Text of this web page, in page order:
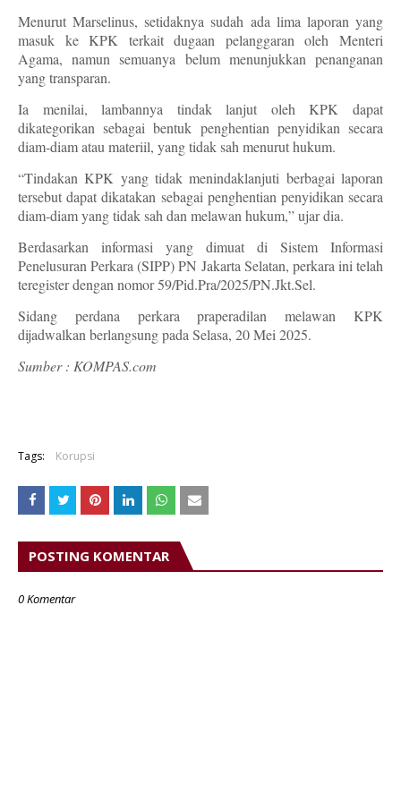
Menurut Marselinus, setidaknya sudah ada lima laporan yang
masuk ke KPK terkait dugaan pelanggaran oleh Menteri
Agama, namun semuanya belum menunjukkan penanganan
yang transparan.
Ia menilai, lambannya tindak lanjut oleh KPK dapat
dikategorikan sebagai bentuk penghentian penyidikan secara
diam-diam atau materiil, yang tidak sah menurut hukum.
“Tindakan KPK yang tidak menindaklanjuti berbagai laporan
tersebut dapat dikatakan sebagai penghentian penyidikan secara
diam-diam yang tidak sah dan melawan hukum,” ujar dia.
Berdasarkan informasi yang dimuat di Sistem Informasi
Penelusuran Perkara (SIPP) PN Jakarta Selatan, perkara ini telah
teregister dengan nomor 59/Pid.Pra/2025/PN.Jkt.Sel.
Sidang perdana perkara praperadilan melawan KPK
dijadwalkan berlangsung pada Selasa, 20 Mei 2025.
Sumber : KOMPAS.com
Tags: Korupsi
POSTING KOMENTAR
0 Komentar